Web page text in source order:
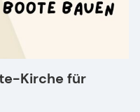
Kirche für